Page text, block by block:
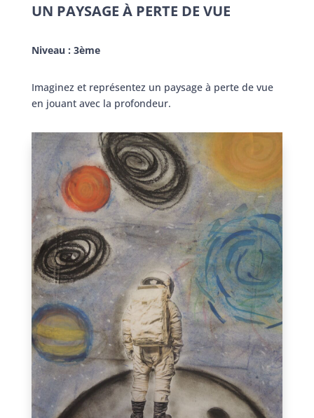
UN PAYSAGE À PERTE DE VUE
Niveau : 3ème
Imaginez et représentez un paysage à perte de vue
en jouant avec la profondeur.